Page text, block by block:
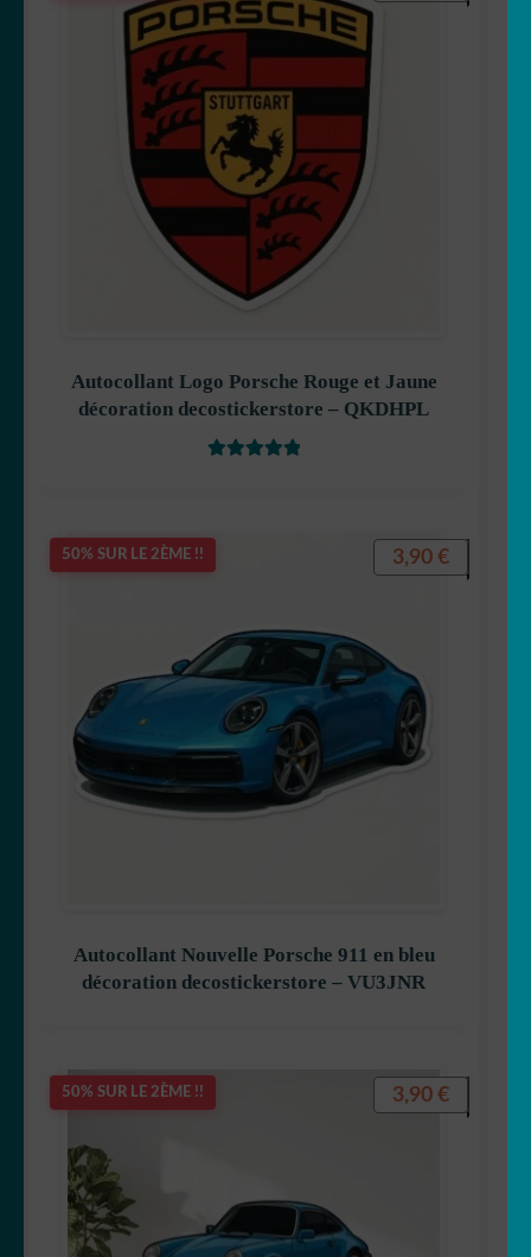
Autocollant Logo Porsche Rouge et Jaune
décoration decostickerstore – QKDHPL
50% SUR LE 2ÈME !!
Autocollant Nouvelle Porsche 911 en bleu
décoration decostickerstore – VU3JNR
3,90 €
50% SUR LE 2ÈME !! 3,90 €